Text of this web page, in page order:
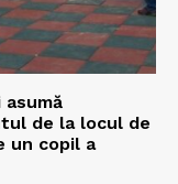
asumă
de la locul de
un copil a